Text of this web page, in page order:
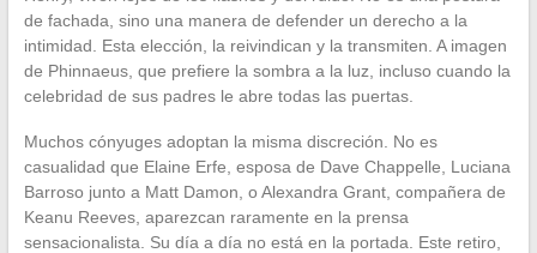
de fachada, sino una manera de defender un derecho a la
intimidad. Esta elección, la reivindican y la transmiten. A imagen
de Phinnaeus, que prefiere la sombra a la luz, incluso cuando la
celebridad de sus padres le abre todas las puertas.
Muchos cónyuges adoptan la misma discreción. No es
casualidad que Elaine Erfe, esposa de Dave Chappelle, Luciana
Barroso junto a Matt Damon, o Alexandra Grant, compañera de
Keanu Reeves, aparezcan raramente en la prensa
sensacionalista. Su día a día no está en la portada. Este retiro,